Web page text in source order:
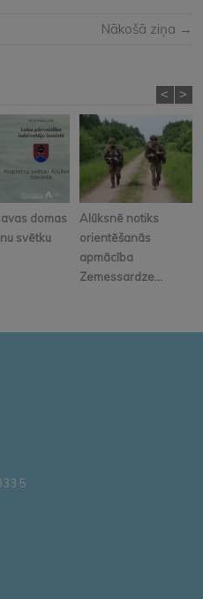
Nākošā ziņa →
domas
svētku
Alūksnē notiks
orientēšanās
apmācība
Zemessardze...
< >
5